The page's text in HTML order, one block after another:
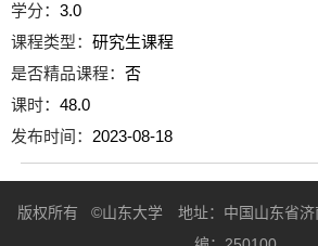
学分：3.0
课程类型：研究生课程
是否精品课程：否
课时：48.0
发布时间： 2023-08-18
版权所有 ©山东大学 地址：中国山东省